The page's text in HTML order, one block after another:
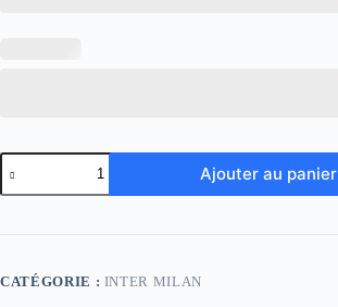
quantité
de
Inter
Retro
Third
Ajouter au panier
CATÉGORIE : INTER MILAN